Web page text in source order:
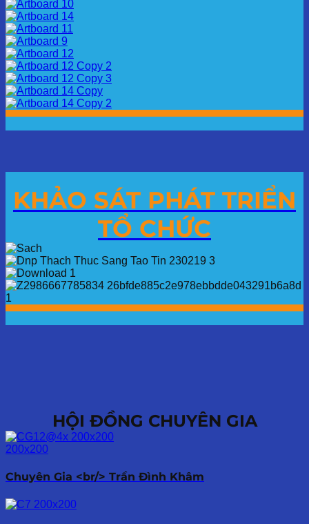
KHẢO SÁT PHÁT TRIỂN
TỔ CHỨC
HỘI ĐỒNG CHUYÊN GIA
Chuyên Gia <br/> Trần Đình Khâm